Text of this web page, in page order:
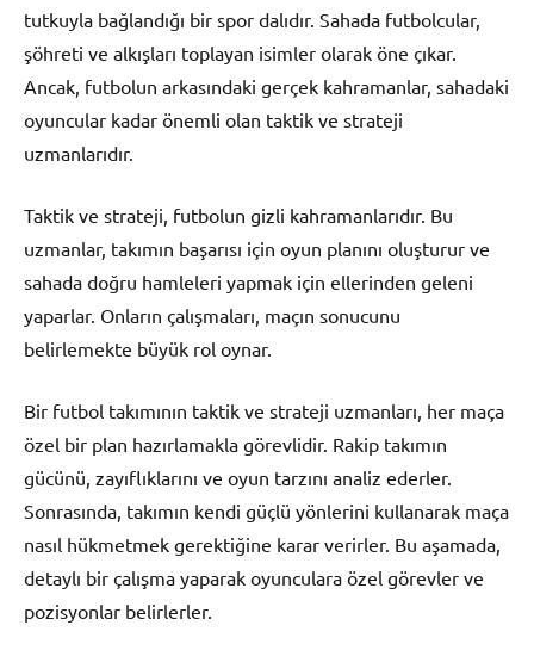
tutkuyla bağlandığı bir spor dalıdır. Sahada futbolcular,
şöhreti ve alkışları toplayan isimler olarak öne çıkar.
Ancak, futbolun arkasındaki gerçek kahramanlar, sahadaki
oyuncular kadar önemli olan taktik ve strateji
uzmanlarıdır.
Taktik ve strateji, futbolun gizli kahramanlarıdır. Bu
uzmanlar, takımın başarısı için oyun planını oluşturur ve
sahada doğru hamleleri yapmak için ellerinden geleni
yaparlar. Onların çalışmaları, maçın sonucunu
belirlemekte büyük rol oynar.
Bir futbol takımının taktik ve strateji uzmanları, her maça
özel bir plan hazırlamakla görevlidir. Rakip takımın
gücünü, zayıflıklarını ve oyun tarzını analiz ederler.
Sonrasında, takımın kendi güçlü yönlerini kullanarak maça
nasıl hükmetmek gerektiğine karar verirler. Bu aşamada,
detaylı bir çalışma yaparak oyunculara özel görevler ve
pozisyonlar belirlerler.